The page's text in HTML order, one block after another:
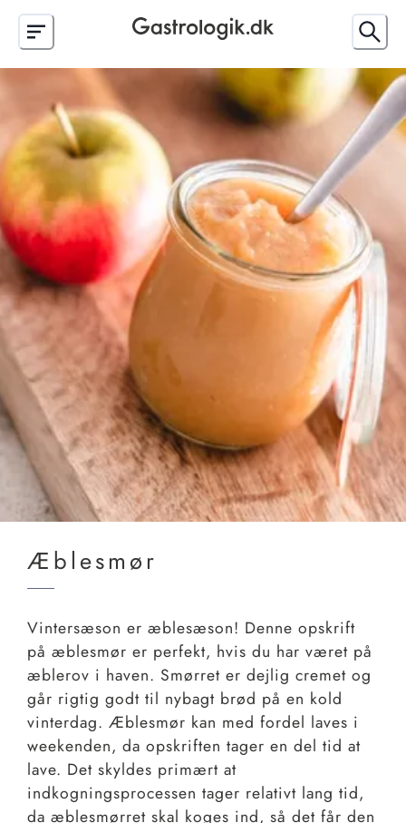
Æblesmør
Vintersæson er æblesæson! Denne opskrift
på æblesmør er perfekt, hvis du har været på
æblerov i haven. Smørret er dejlig cremet og
går rigtig godt til nybagt brød på en kold
vinterdag. Æblesmør kan med fordel laves i
weekenden, da opskriften tager en del tid at
lave. Det skyldes primært at
indkogningsprocessen tager relativt lang tid,
da æblesmørret skal koges ind, så det får den